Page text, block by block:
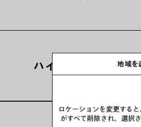
ハイライトされた部
地域を
ロケーションを変更する
がすべて削除され、選択